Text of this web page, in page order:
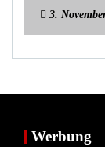
3.
Werbung